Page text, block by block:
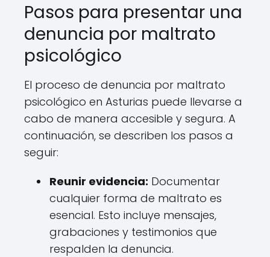
Pasos para presentar una
denuncia por maltrato
psicológico
El proceso de denuncia por maltrato
psicológico en Asturias puede llevarse a
cabo de manera accesible y segura. A
continuación, se describen los pasos a
seguir:
Reunir evidencia: Documentar
cualquier forma de maltrato es
esencial. Esto incluye mensajes,
grabaciones y testimonios que
respalden la denuncia.